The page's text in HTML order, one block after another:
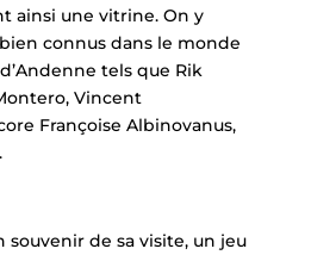
ainsi une vitrine. On y
connus dans le monde
tels que Rik
Vincent
Françoise Albinovanus,
souvenir de sa visite, un jeu